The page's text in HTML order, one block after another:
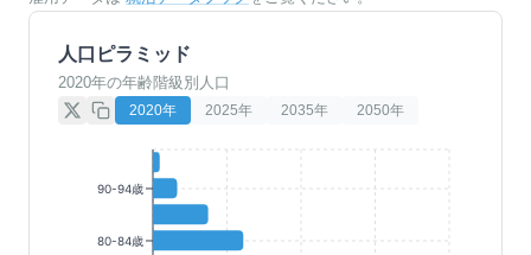
人口ピラミッド
2020年の年齢階級別人口
2020年 2025年 2035年 2050年
90-94歳
80-84歳